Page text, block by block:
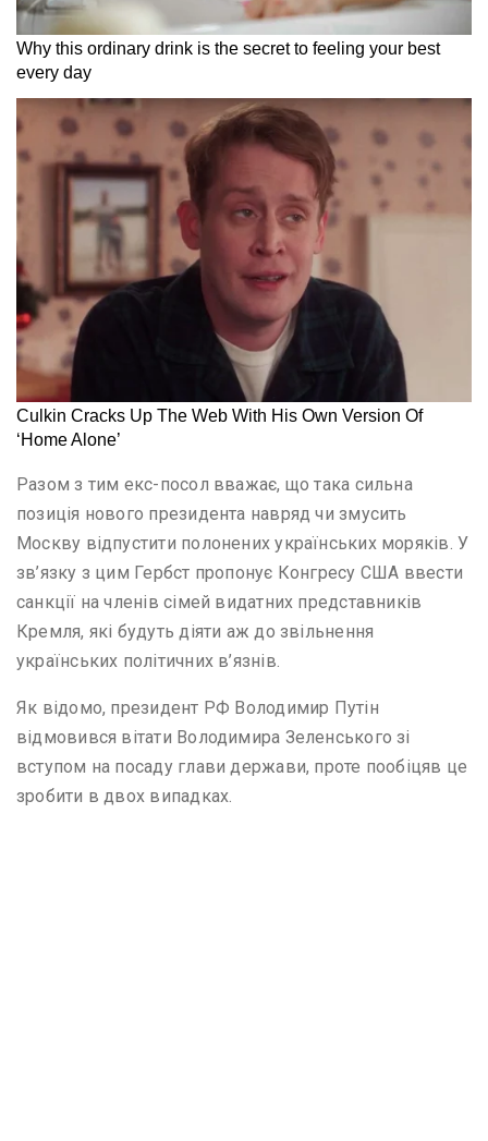
Разом з тим екс-посол вважає, що така сильна
позиція нового президента навряд чи змусить
Москву відпустити полонених українських моряків. У
зв’язку з цим Гербст пропонує Конгресу США ввести
санкції на членів сімей видатних представників
Кремля, які будуть діяти аж до звільнення
українських політичних в’язнів.
Як відомо, президент РФ Володимир Путін
відмовився вітати Володимира Зеленського зі
вступом на посаду глави держави, проте пообіцяв це
зробити в двох випадках.